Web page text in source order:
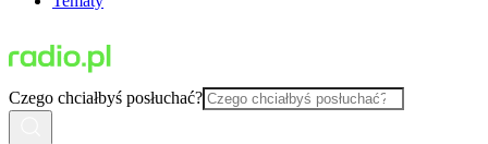
Czego chciałbyś posłuchać?